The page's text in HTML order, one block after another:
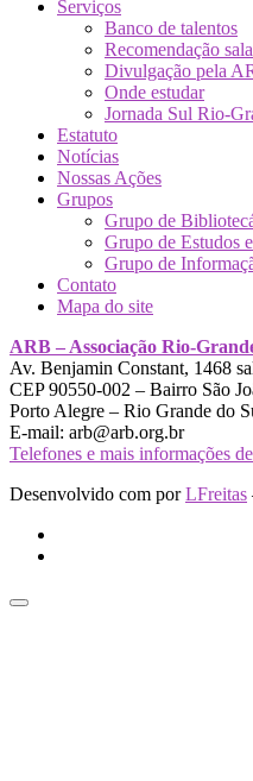
Serviços
Banco de talentos
Recomendação
Divulgação pela
Onde estudar
Jornada Sul Rio-
Estatuto
Notícias
Nossas Ações
Grupos
Grupo de
Grupo de Estudos
Grupo de
Contato
Mapa do site
ARB – Associação Rio-
Av. Benjamin Constant, 1468
CEP 90550-002 – Bairro São
Porto Alegre – Rio Grande do
E-mail: arb@arb.org.br
Telefones e mais informações
Desenvolvido com porLFreitas